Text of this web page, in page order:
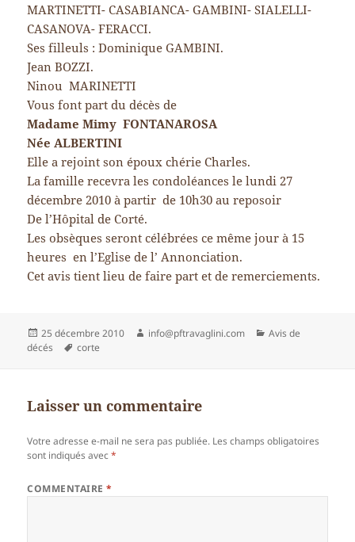
MARTINETTI- CASABIANCA- GAMBINI- SIALELLI-
CASANOVA- FERACCI.
Ses filleuls : Dominique GAMBINI.
Jean BOZZI.
Ninou MARINETTI
Vous font part du décès de
Madame Mimy FONTANAROSA
Née ALBERTINI
Elle a rejoint son époux chérie Charles.
La famille recevra les condoléances le lundi 27
décembre 2010 à partir de 10h30 au reposoir
De l’Hôpital de Corté.
Les obsèques seront célébrées ce même jour à 15
heures en l’Eglise de l’ Annonciation.
Cet avis tient lieu de faire part et de remerciements.
Publié
le
25 décembre 2010 Auteur
info@pftravaglini.com Catégories
Avis de
décés
Mots-
corte
Laisser un commentaire
Votre adresse e-mail ne sera pas publiée. Les champs obligatoires
sont indiqués avec*
COMMENTAIRE*